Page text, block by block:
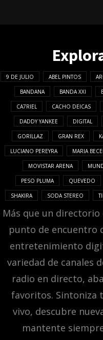
9 DE JULIO ABEL PINTOS
BANDANA BANDA XXI
CA7RIEL CACHO DEICAS
DADDY YANKEE DIGITAL
GORILLAZ GRAN REX
LUCIANO PEREYRA MARIA
MOVISTAR ARENA
PESO PLUMA QUEVEDO
SHAKIRA SODA STEREO
Más que un directorio
punto de encuentro
entretenimiento
variedad de canales
radio en directo,
favoritos. Sintoniza
vivo, descubre
mantente